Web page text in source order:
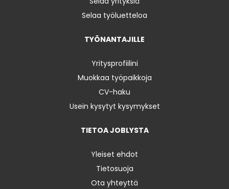
Selaa työluetteloa
TYÖNANTAJILLE
Yritysprofiilini
Muokkaa työpaikkoja
CV-haku
Usein kysytyt kysymykset
TIETOA JOBLYSTA
Yleiset ehdot
Tietosuoja
Ota yhteyttä